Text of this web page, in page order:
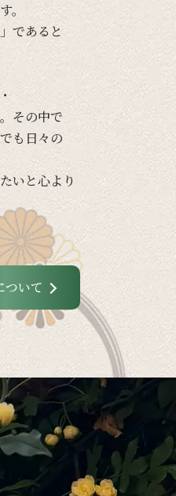
。
であると
その中で
も 日々の
いと心より
ついて